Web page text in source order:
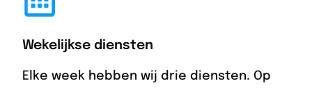
Wekelijkse diensten
Elke week hebben wij drie diensten. Op